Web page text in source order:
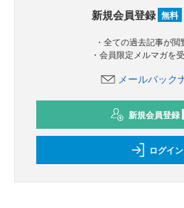
新規会員登録 無料